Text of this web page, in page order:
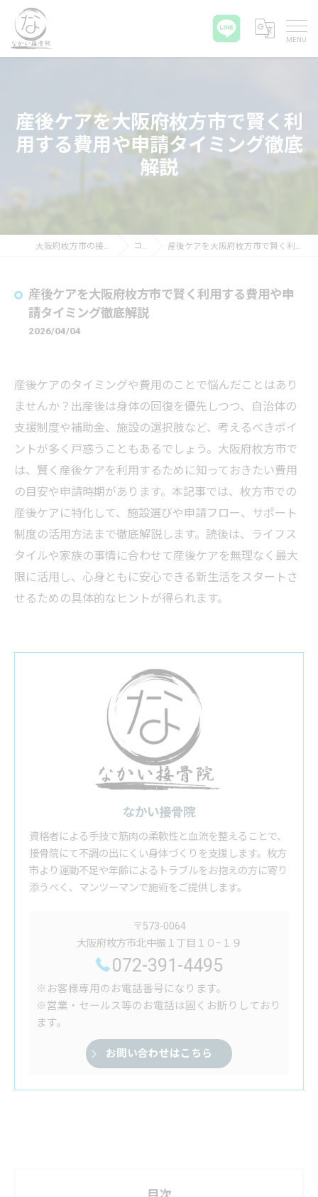
産後ケアを大阪府枚方市で賢く利
用する費用や申請タイミング徹底
解説
大阪府枚方市の接骨院ならなかい接骨院 コラム 産後ケアを大阪府枚方市で賢く利用する費用や申請タイミング徹底解説
産後ケアを大阪府枚方市で賢く利用する費用や申
請タイミング徹底解説
2026/04/04
産後ケアのタイミングや費用のことで悩んだことはあり
ませんか？出産後は身体の回復を優先しつつ、自治体の
支援制度や補助金、施設の選択肢など、考えるべきポイ
ントが多く戸惑うこともあるでしょう。大阪府枚方市で
は、賢く産後ケアを利用するために知っておきたい費用
の目安や申請時期があります。本記事では、枚方市での
産後ケアに特化して、施設選びや申請フロー、サポート
制度の活用方法まで徹底解説します。読後は、ライフス
タイルや家族の事情に合わせて産後ケアを無理なく最大
限に活用し、心身ともに安心できる新生活をスタートさ
せるための具体的なヒントが得られます。
なかい接骨院
資格者による手技で筋肉の柔軟性と血流を整えることで、
接骨院にて不調の出にくい身体づくりを支援します。枚方
市より運動不足や年齢によるトラブルをお抱えの方に寄り
添うべく、マンツーマンで施術をご提供します。
〒573-0064
大阪府枚方市北中振１丁目１０−１９
072-391-4495
※お客様専用のお電話番号になります。
※営業・セールス等のお電話は固くお断りしており
ます。
お問い合わせはこちら